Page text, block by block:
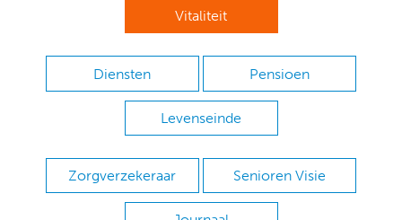
Vitaliteit
Diensten Pensioen
Levenseinde
Zorgverzekeraar Senioren Visie